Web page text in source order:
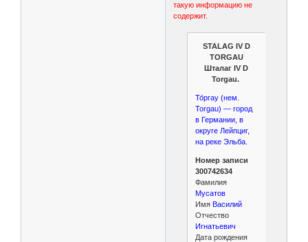
такую информацию не
содержит.
STALAG IV D
TORGAU
Шталаг IV D
Torgau.
То́ргау (нем.
Torgau) — город
в Германии, в
округе Лейпциг,
на реке Эльба.
Номер записи
300742634
Фамилия
Мусатов
Имя Василий
Отчество
Игнатьевич
Дата рождения